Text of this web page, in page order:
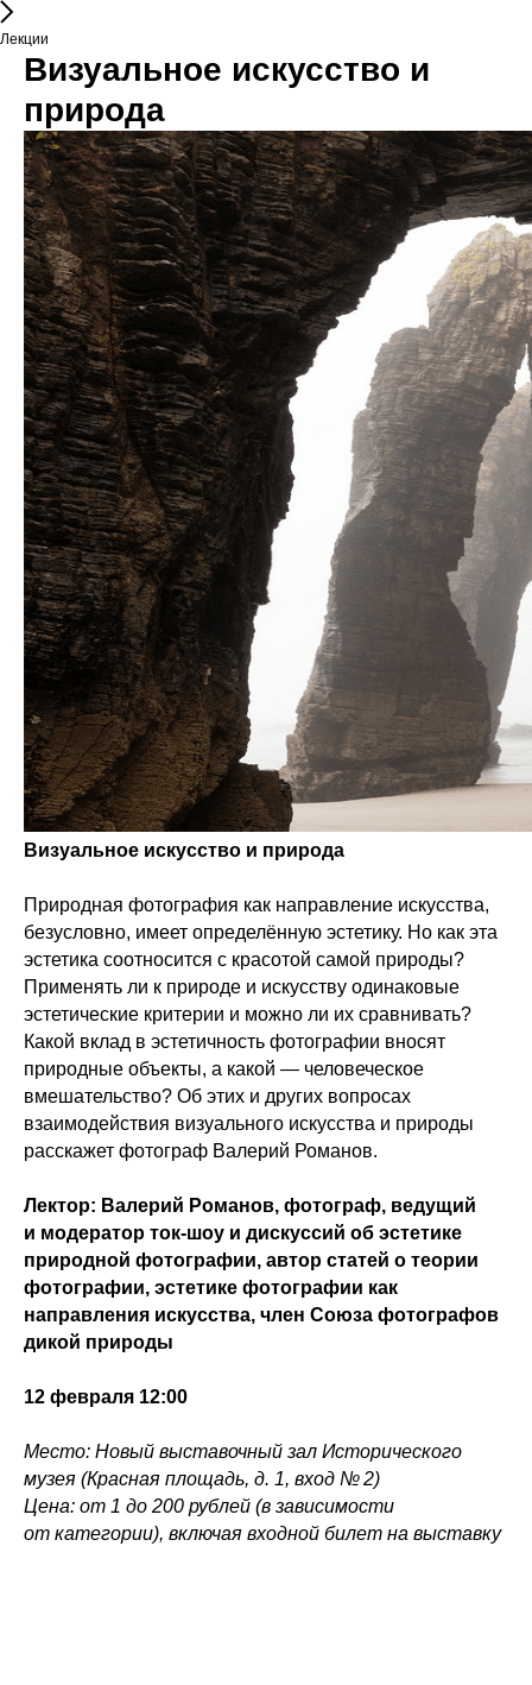
Лекции
Визуальное искусство и
природа
Визуальное искусство и природа
Природная фотография как направление искусства,
безусловно, имеет определённую эстетику. Но как эта
эстетика соотносится с красотой самой природы?
Применять ли к природе и искусству одинаковые
эстетические критерии и можно ли их сравнивать?
Какой вклад в эстетичность фотографии вносят
природные объекты, а какой — человеческое
вмешательство? Об этих и других вопросах
взаимодействия визуального искусства и природы
расскажет фотограф Валерий Романов.
Лектор: Валерий Романов, фотограф, ведущий
и модератор ток-шоу и дискуссий об эстетике
природной фотографии, автор статей о теории
фотографии, эстетике фотографии как
направления искусства, член Союза фотографов
дикой природы
12 февраля 12:00
Место: Новый выставочный зал Исторического
музея (Красная площадь, д. 1, вход № 2)
Цена: от 1 до 200 рублей (в зависимости
от категории), включая входной билет на выставку